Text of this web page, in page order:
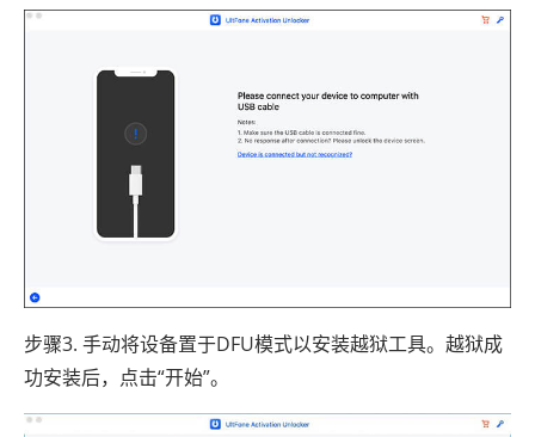
步骤3. 手动将设备置于DFU模式以安装越狱工具。越狱成
功安装后，点击“开始”。